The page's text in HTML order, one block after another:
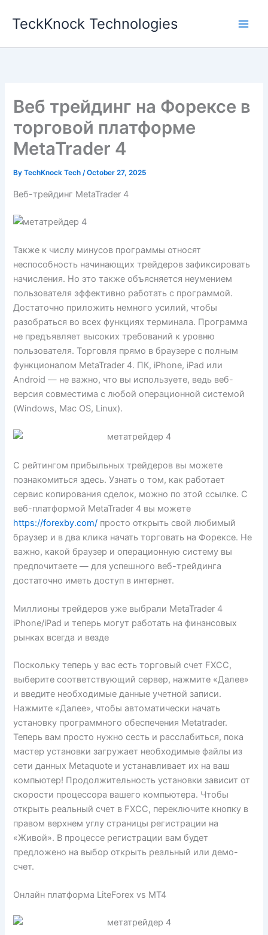
TeckKnock Technologies
Веб трейдинг на Форексе в
торговой платформе
MetaTrader 4
ByTechKnock Tech/October 27, 2025
Веб-трейдинг MetaTrader 4
Также к числу минусов программы относят
неспособность начинающих трейдеров зафиксировать
начисления. Но это также объясняется неумением
пользователя эффективно работать с программой.
Достаточно приложить немного усилий, чтобы
разобраться во всех функциях терминала. Программа
не предъявляет высоких требований к уровню
пользователя. Торговля прямо в браузере с полным
функционалом MetaTrader 4. ПК, iPhone, iPad или
Android — не важно, что вы используете, ведь веб-
версия совместима с любой операционной системой
(Windows, Mac OS, Linux).
C рейтингом прибыльных трейдеров вы можете
познакомиться здесь. Узнать о том, как работает
сервис копирования сделок, можно по этой ссылке. С
веб-платформой MetaTrader 4 вы можете
https://forexby.com/ просто открыть свой любимый
браузер и в два клика начать торговать на Форексе. Не
важно, какой браузер и операционную систему вы
предпочитаете — для успешного веб-трейдинга
достаточно иметь доступ в интернет.
Миллионы трейдеров уже выбрали MetaTrader 4
iPhone/iPad и теперь могут работать на финансовых
рынках всегда и везде
Поскольку теперь у вас есть торговый счет FXCC,
выберите соответствующий сервер, нажмите «Далее»
и введите необходимые данные учетной записи.
Нажмите «Далее», чтобы автоматически начать
установку программного обеспечения Metatrader.
Теперь вам просто нужно сесть и расслабиться, пока
мастер установки загружает необходимые файлы из
сети данных Metaquote и устанавливает их на ваш
компьютер! Продолжительность установки зависит от
скорости процессора вашего компьютера. Чтобы
открыть реальный счет в FXCC, переключите кнопку в
правом верхнем углу страницы регистрации на
«Живой». В процессе регистрации вам будет
предложено на выбор открыть реальный или демо-
счет.
Онлайн платформа LiteForex vs МТ4